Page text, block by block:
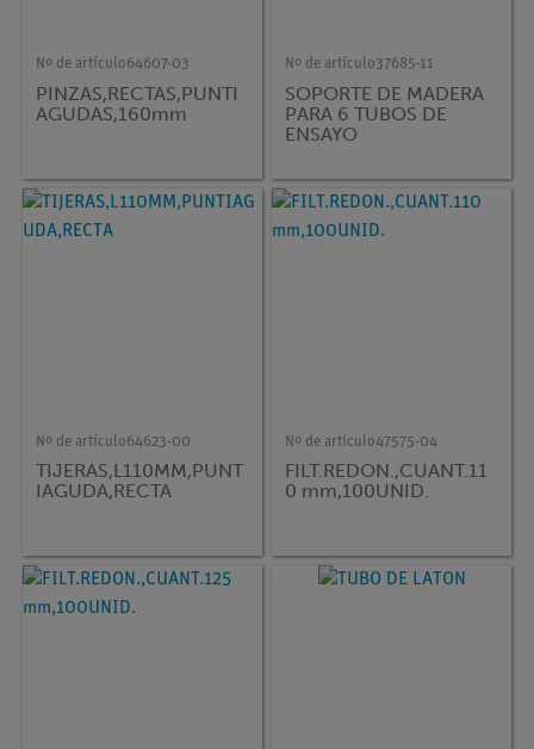
Nº de artículo64607-03
PINZAS,RECTAS,PUNTI
AGUDAS,160mm
Nº de artículo37685-11
SOPORTE DE MADERA
PARA 6 TUBOS DE
ENSAYO
Nº de artículo64623-00
TIJERAS,L110MM,PUNT
IAGUDA,RECTA
Nº de artículo47575-04
FILT.REDON.,CUANT.11
0 mm,100UNID.